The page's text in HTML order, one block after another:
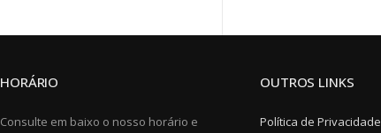
HORÁRIO
Consulte em baixo o nosso horário e
OUTROS LINKS
Política de Privacidade